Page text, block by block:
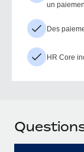
un
Des
HR Core